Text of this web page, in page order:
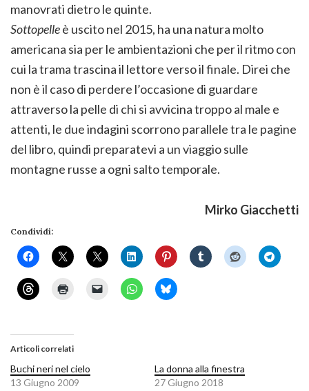
manovrati dietro le quinte.
Sottopelleè uscito nel 2015, ha una natura molto
americana sia per le ambientazioni che per il ritmo con
cui la trama trascina il lettore verso il finale. Direi che
non è il caso di perdere l’occasione di guardare
attraverso la pelle di chi si avvicina troppo al male e
attenti, le due indagini scorrono parallele tra le pagine
del libro, quindi preparatevi a un viaggio sulle
montagne russe a ogni salto temporale.
Mirko Giacchetti
Condividi:
Articoli correlati
Buchi neri nel cielo
13 Giugno 2009
La donna alla finestra
27 Giugno 2018